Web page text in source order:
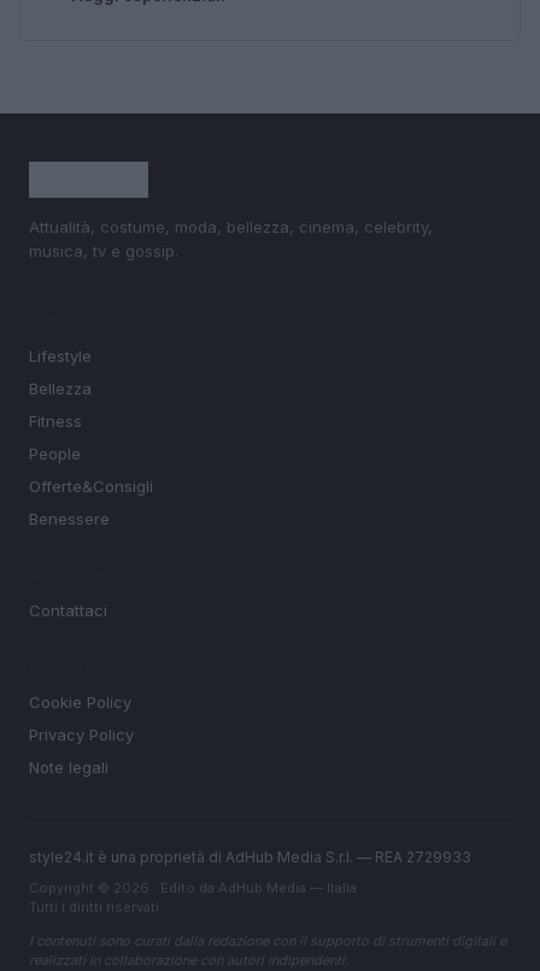
Attualità, costume, moda, bellezza, cinema, celebrity,
musica, tv e gossip.
Lifestyle
Bellezza
Fitness
People
Offerte&Consigli
Benessere
Contattaci
Cookie Policy
Privacy Policy
Note legali
style24.it è una proprietà di AdHub Media S.r.l. — REA 2729933
Copyright © 2026 · Edito da AdHub Media — Italia
Tutti i diritti riservati
I contenuti sono curati dalla redazione con il supporto di strumenti digitali e
realizzati in collaborazione con autori indipendenti.